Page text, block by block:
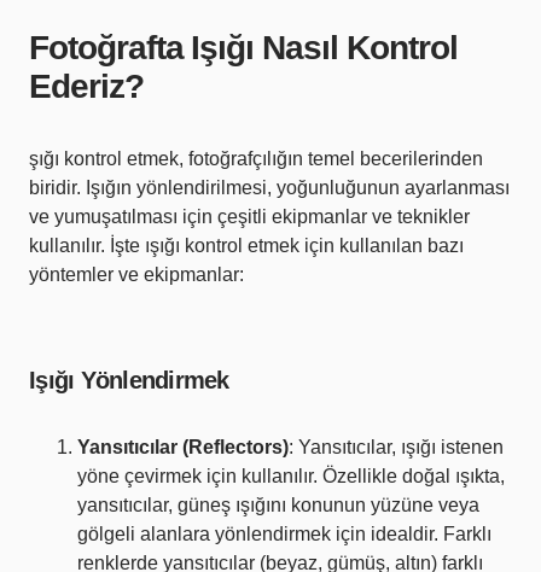
Fotoğrafta Işığı Nasıl Kontrol
Ederiz?
şığı kontrol etmek, fotoğrafçılığın temel becerilerinden
biridir. Işığın yönlendirilmesi, yoğunluğunun ayarlanması
ve yumuşatılması için çeşitli ekipmanlar ve teknikler
kullanılır. İşte ışığı kontrol etmek için kullanılan bazı
yöntemler ve ekipmanlar:
Işığı Yönlendirmek
Yansıtıcılar (Reflectors): Yansıtıcılar, ışığı istenen
yöne çevirmek için kullanılır. Özellikle doğal ışıkta,
yansıtıcılar, güneş ışığını konunun yüzüne veya
gölgeli alanlara yönlendirmek için idealdir. Farklı
renklerde yansıtıcılar (beyaz, gümüş, altın) farklı